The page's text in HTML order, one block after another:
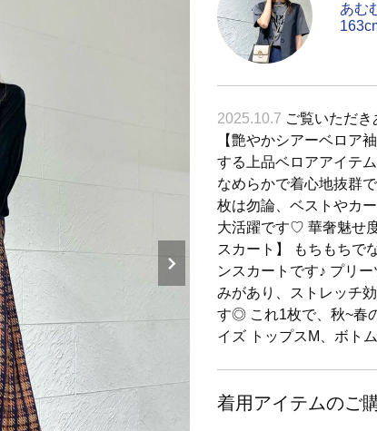
あむ
2025.10.7 ご覧いただ
【艶やかシアーベロア
する上品ベロアアイテ
なめらかで着心地抜群
枚は勿論、ベストやカ
大活躍です♡ 華奢魅
スカート】 もちもちで
ンスカートです♪ プリ
みがあり、ストレッチ
す◎ これ1枚で、秋~春
イズ トップスM、ボト
着用アイテムのご